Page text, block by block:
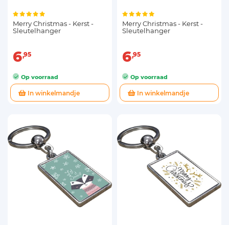
Merry Christmas - Kerst -
Sleutelhanger
6 95
Op voorraad
In winkelmandje
Merry Christmas - Kerst -
Sleutelhanger
6 95
Op voorraad
In winkelmandje